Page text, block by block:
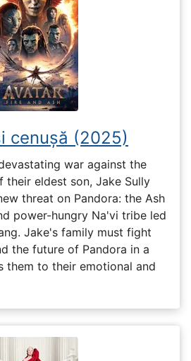
cenușă (2025)
war against the
their eldest son, Jake Sully
threat on Pandora: the Ash
power-hungry Na'vi tribe led
Jake's family must fight
the future of Pandora in a
them to their emotional and